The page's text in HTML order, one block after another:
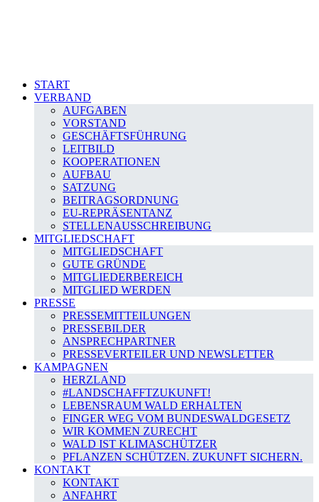
START
VERBAND
AUFGABEN
VORSTAND
GESCHÄFTSFÜHRUNG
LEITBILD
KOOPERATIONEN
AUFBAU
SATZUNG
BEITRAGSORDNUNG
EU-REPRÄSENTANZ
STELLENAUSSCHREIBUNG
MITGLIEDSCHAFT
MITGLIEDSCHAFT
GUTE GRÜNDE
MITGLIEDERBEREICH
MITGLIED WERDEN
PRESSE
PRESSEMITTEILUNGEN
PRESSEBILDER
ANSPRECHPARTNER
PRESSEVERTEILER UND NEWSLETTER
KAMPAGNEN
HERZLAND
#LANDSCHAFFTZUKUNFT!
LEBENSRAUM WALD ERHALTEN
FINGER WEG VOM BUNDESWALDGESETZ
WIR KOMMEN ZURECHT
WALD IST KLIMASCHÜTZER
PFLANZEN SCHÜTZEN. ZUKUNFT SICHERN.
KONTAKT
KONTAKT
ANFAHRT